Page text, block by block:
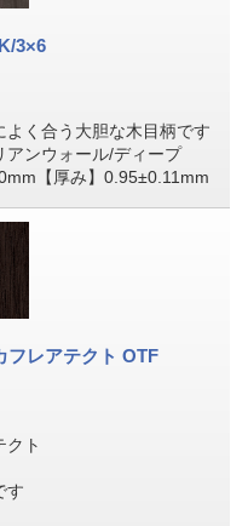
3×6
く合う大胆な木目柄です
ンウォール/ディープ
【厚み】0.95±0.11mm
レアテクト OTF
ト
す